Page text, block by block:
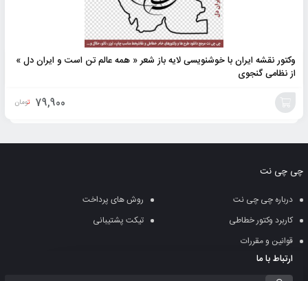
وکتور نقشه ایران با خوشنویسی لایه باز شعر « همه عالم تن است و ایران دل »
از نظامی گنجوی
79,900 تومان
سبد
چی چی نت
درباره چی چی نت
روش های پرداخت
کاربرد وکتور خطاطی
تیکت پشتیبانی
قوانین و مقررات
ارتباط با ما